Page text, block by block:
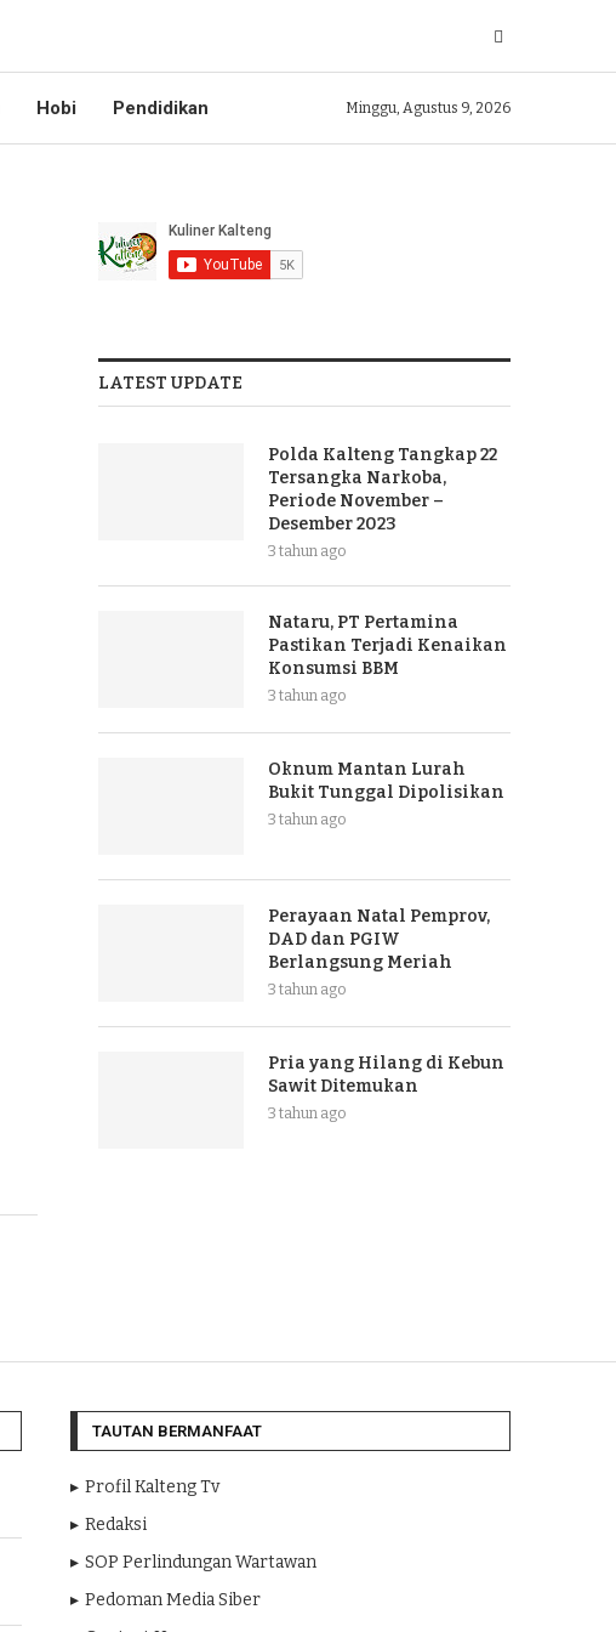
Hobi Pendidikan Minggu, Agustus 9, 2026
LATEST UPDATE
Polda Kalteng Tangkap 22
Tersangka Narkoba,
Periode November –
Desember 2023
3 tahun ago
Nataru, PT Pertamina
Pastikan Terjadi Kenaikan
Konsumsi BBM
3 tahun ago
Oknum Mantan Lurah
Bukit Tunggal Dipolisikan
3 tahun ago
Perayaan Natal Pemprov,
DAD dan PGIW
Berlangsung Meriah
3 tahun ago
Pria yang Hilang di Kebun
Sawit Ditemukan
3 tahun ago
TAUTAN BERMANFAAT
Profil Kalteng Tv
Redaksi
SOP Perlindungan Wartawan
Pedoman Media Siber